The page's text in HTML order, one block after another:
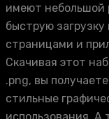
имеют небольшой
быструю
страницами и
Скачивая этот
.png, вы
стильные